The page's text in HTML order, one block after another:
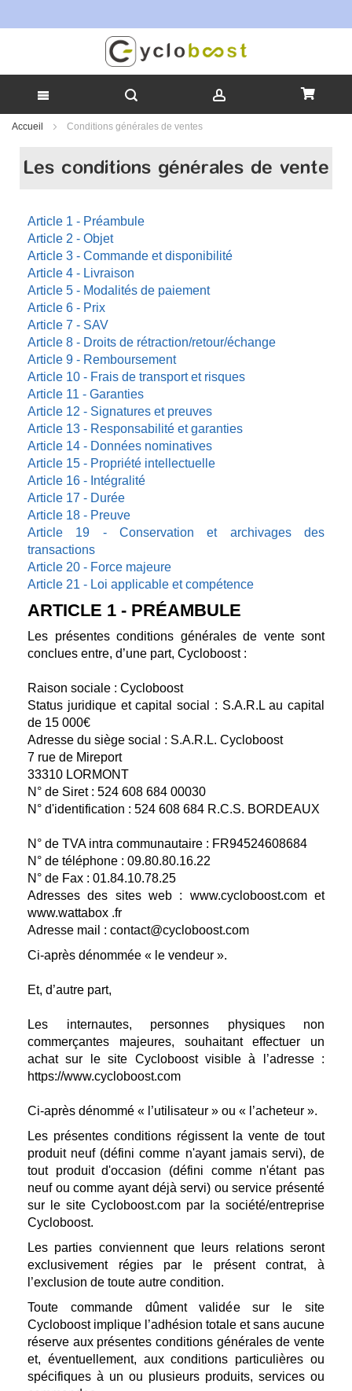
Allez
Accueil Conditions générales de ventes
Les conditions générales de vente
Article 1 - Préambule
Article 2 - Objet
Article 3 - Commande et disponibilité
Article 4 - Livraison
Article 5 - Modalités de paiement
Article 6 - Prix
Article 7 - SAV
Article 8 - Droits de rétraction/retour/échange
Article 9 - Remboursement
Article 10 - Frais de transport et risques
Article 11 - Garanties
Article 12 - Signatures et preuves
Article 13 - Responsabilité et garanties
Article 14 - Données nominatives
Article 15 - Propriété intellectuelle
Article 16 - Intégralité
Article 17 - Durée
Article 18 - Preuve
Article 19 - Conservation et archivages des
transactions
Article 20 - Force majeure
Article 21 - Loi applicable et compétence
ARTICLE 1 - PRÉAMBULE
Les présentes conditions générales de vente sont
conclues entre, d’une part, Cycloboost :
Raison sociale : Cycloboost
Status juridique et capital social : S.A.R.L au capital
de 15 000€
Adresse du siège social : S.A.R.L. Cycloboost
7 rue de Mireport
33310 LORMONT
N° de Siret : 524 608 684 00030
N° d'identification : 524 608 684 R.C.S. BORDEAUX
N° de TVA intra communautaire : FR94524608684
N° de téléphone : 09.80.80.16.22
N° de Fax : 01.84.10.78.25
Adresses des sites web : www.cycloboost.com et
www.wattabox .fr
Adresse mail : contact@cycloboost.com
Ci-après dénommée « le vendeur ».
Et, d’autre part,
Les internautes, personnes physiques non
commerçantes majeures, souhaitant effectuer un
achat sur le site Cycloboost visible à l’adresse :
https://www.cycloboost.com
Ci-après dénommé « l’utilisateur » ou « l’acheteur ».
Les présentes conditions régissent la vente de tout
produit neuf (défini comme n'ayant jamais servi), de
tout produit d'occasion (défini comme n'étant pas
neuf ou comme ayant déjà servi) ou service présenté
sur le site Cycloboost.com par la société/entreprise
Cycloboost.
Les parties conviennent que leurs relations seront
exclusivement régies par le présent contrat, à
l’exclusion de toute autre condition.
Toute commande dûment validée sur le site
Cycloboost implique l’adhésion totale et sans aucune
réserve aux présentes conditions générales de vente
et, éventuellement, aux conditions particulières ou
spécifiques à un ou plusieurs produits, services ou